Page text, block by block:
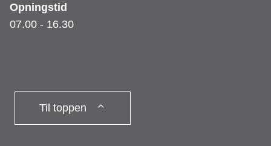
Opningstid
07.00 - 16.30
Til toppen